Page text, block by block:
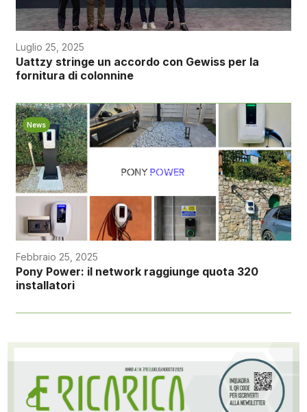
Luglio 25, 2025
Uattzy stringe un accordo con Gewiss per la
fornitura di colonnine
News
Febbraio 25, 2025
Pony Power: il network raggiunge quota 320
installatori